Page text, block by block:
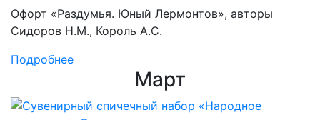
Офорт «Раздумья. Юный Лермонтов», авторы
Сидоров Н.М., Король А.С.
Подробнее
Март